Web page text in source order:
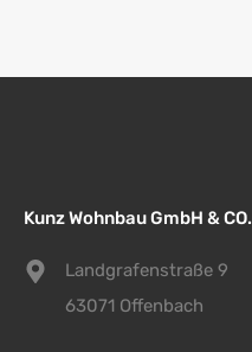
Kunz Wohnbau GmbH &
Landgrafenstraße 9
63071 Offenbach